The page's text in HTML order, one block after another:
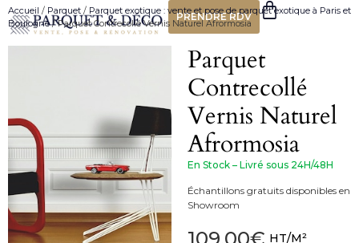
PRENDRE RDV
Accueil / Parquet / Parquet exotique : vente et pose de parquet exotique à Paris et
Boulogne/ Parquet Contrecollé Vernis Naturel Afrormosia
Parquet
Contrecollé
Vernis Naturel
Afrormosia
En Stock – Livré sous 24H/48H
Échantillons gratuits disponibles en
Showroom
HT/M²